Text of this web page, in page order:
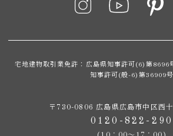
宅地建物取引業免許：広島県知事許可(6)第8696
知事許可(般-6)第36909号
〒730-0806 広島県広島市中区西
0120-822-290